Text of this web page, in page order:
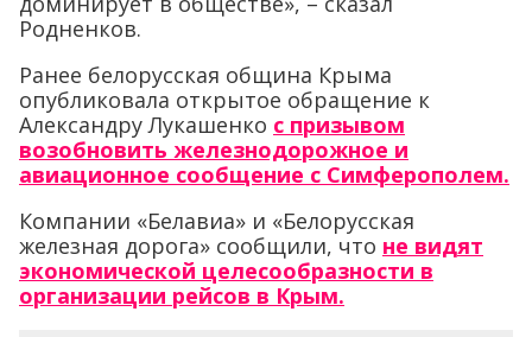
Александру Лукашенкос призывом
возобновить железнодорожное и
авиационное сообщение с Симферополем.
Компании «Белавиа» и «Белорусская
железная дорога» сообщили, чтоне видят
экономической целесообразности в
организациирейсовв Крым.
Отблагодарить журналистов за материал
и поддержать «ПолитНавигатор».
Подпишитесь на новости